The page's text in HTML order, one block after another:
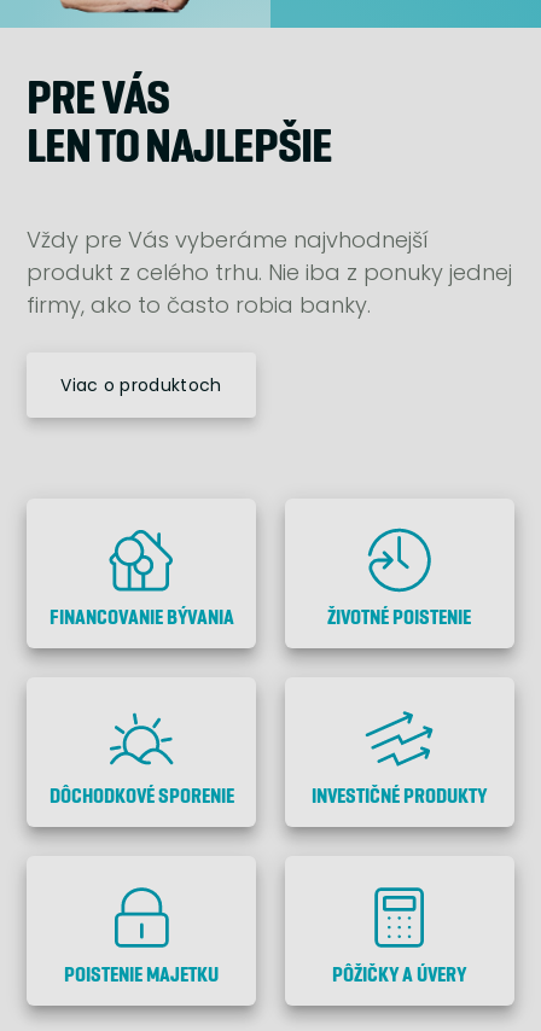
PRE VÁS
LEN TO NAJLEPŠIE
Vždy pre Vás vyberáme najvhodnejší
produkt z celého trhu. Nie iba z ponuky jednej
firmy, ako to často robia banky.
Viac o produktoch
FINANCOVANIE BÝVANIA ŽIVOTNÉ POISTENIE
DÔCHODKOVÉ SPORENIE INVESTIČNÉ PRODUKTY
POISTENIE MAJETKU PÔŽIČKY A ÚVERY